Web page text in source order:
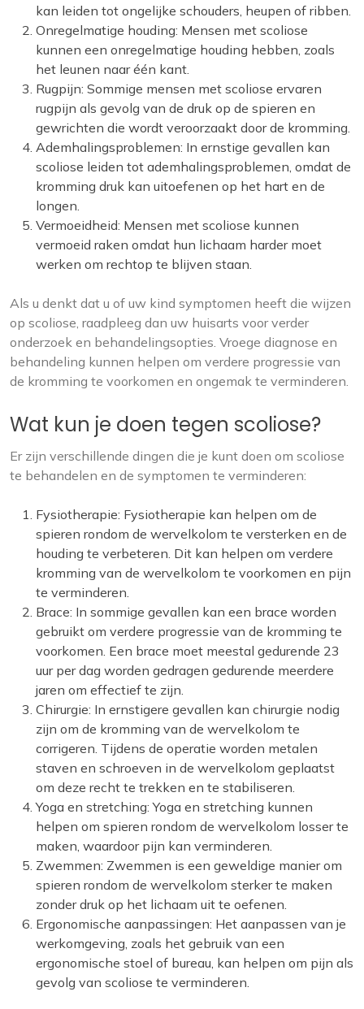
kan leiden tot ongelijke schouders, heupen of ribben.
Onregelmatige houding: Mensen met scoliose
kunnen een onregelmatige houding hebben, zoals
het leunen naar één kant.
Rugpijn: Sommige mensen met scoliose ervaren
rugpijn als gevolg van de druk op de spieren en
gewrichten die wordt veroorzaakt door de kromming.
Ademhalingsproblemen: In ernstige gevallen kan
scoliose leiden tot ademhalingsproblemen, omdat de
kromming druk kan uitoefenen op het hart en de
longen.
Vermoeidheid: Mensen met scoliose kunnen
vermoeid raken omdat hun lichaam harder moet
werken om rechtop te blijven staan.
Als u denkt dat u of uw kind symptomen heeft die wijzen
op scoliose, raadpleeg dan uw huisarts voor verder
onderzoek en behandelingsopties. Vroege diagnose en
behandeling kunnen helpen om verdere progressie van
de kromming te voorkomen en ongemak te verminderen.
Wat kun je doen tegen scoliose?
Er zijn verschillende dingen die je kunt doen om scoliose
te behandelen en de symptomen te verminderen:
Fysiotherapie: Fysiotherapie kan helpen om de
spieren rondom de wervelkolom te versterken en de
houding te verbeteren. Dit kan helpen om verdere
kromming van de wervelkolom te voorkomen en pijn
te verminderen.
Brace: In sommige gevallen kan een brace worden
gebruikt om verdere progressie van de kromming te
voorkomen. Een brace moet meestal gedurende 23
uur per dag worden gedragen gedurende meerdere
jaren om effectief te zijn.
Chirurgie: In ernstigere gevallen kan chirurgie nodig
zijn om de kromming van de wervelkolom te
corrigeren. Tijdens de operatie worden metalen
staven en schroeven in de wervelkolom geplaatst
om deze recht te trekken en te stabiliseren.
Yoga en stretching: Yoga en stretching kunnen
helpen om spieren rondom de wervelkolom losser te
maken, waardoor pijn kan verminderen.
Zwemmen: Zwemmen is een geweldige manier om
spieren rondom de wervelkolom sterker te maken
zonder druk op het lichaam uit te oefenen.
Ergonomische aanpassingen: Het aanpassen van je
werkomgeving, zoals het gebruik van een
ergonomische stoel of bureau, kan helpen om pijn als
gevolg van scoliose te verminderen.